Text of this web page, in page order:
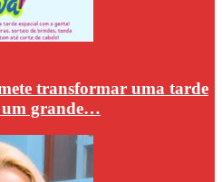
transformar uma tarde
um grande…